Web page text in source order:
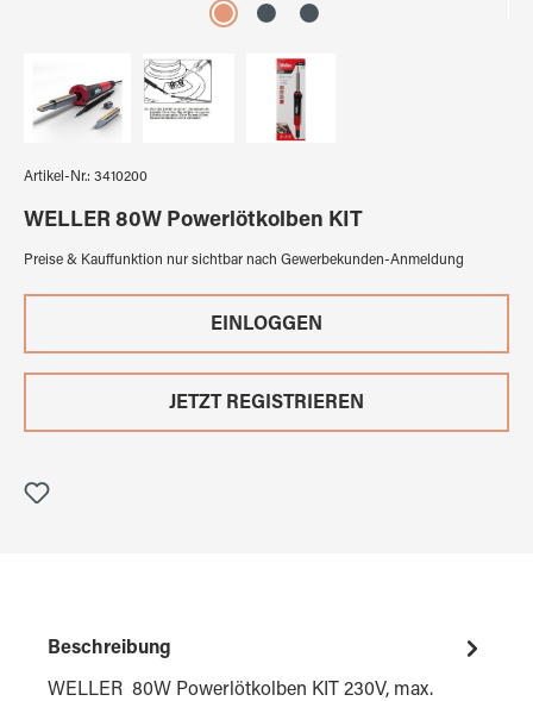
Artikel-Nr.: 3410200
WELLER 80W Powerlötkolben KIT
Preise & Kauffunktion nur sichtbar nach Gewerbekunden-Anmeldung
EINLOGGEN
JETZT REGISTRIEREN
Beschreibung
WELLER 80W Powerlötkolben KIT 230V, max.